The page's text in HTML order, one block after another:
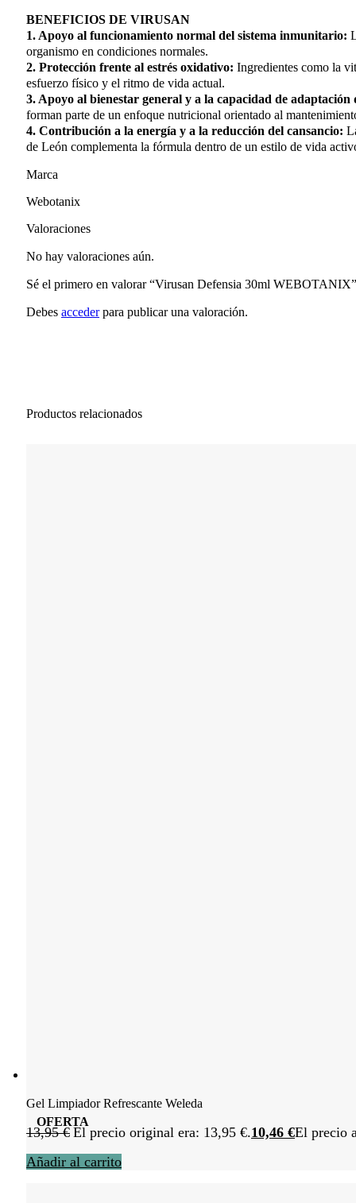
BENEFICIOS DE VIRUSAN
1. Apoyo al funcionamiento normal del sistema inmunitario:
organismo en condiciones normales.
2. Protección frente al estrés oxidativo: Ingredientes como la
esfuerzo físico y el ritmo de vida actual.
3. Apoyo al bienestar general y a la capacidad de adaptación
forman parte de un enfoque nutricional orientado al
4. Contribución a la energía y a la reducción del cansancio:
de León complementa la fórmula dentro de un estilo de vida
Marca
Webotanix
Valoraciones
No hay valoraciones aún.
Sé el primero en valorar “Virusan Defensia 30ml WEBOTANIX”
Debes accederpara publicar una valoración.
Productos relacionados
OFERTA
Gel Limpiador Refrescante Weleda
13,95€ El precio original era: 13,95 €.10,46 €El precio
Añadir al carrito